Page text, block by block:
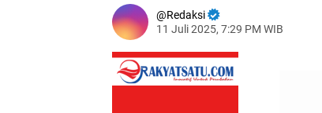
Redaksi
11 Juli 2025, 7:29 PM WIB